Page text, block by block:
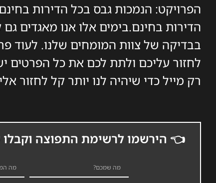
הפרויקט: הנמכות גבס בכל הדירות
הדירות בחינם.בימים אלו אנו מאגדים
בבדיקה של צוות המומחים שלנו. לעוד
לחזור עליכם ולתת לכם את כל הפרטים
רק מייל כדי שיהיה לנו יותר קל לחזור
👈 הירשמו לרשימת התפוצה